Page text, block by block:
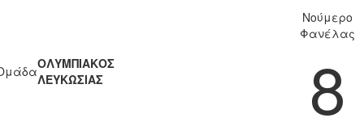
ΟΛΥΜΠΙΑΚΟΣ
ΛΕΥΚΩΣΙΑΣ
Νούμερο
Φανέλας
8